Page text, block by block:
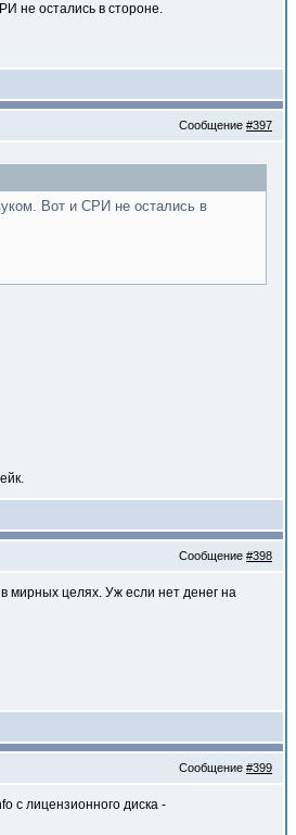
не остались в стороне.
Сообщение #397
Вот и СРИ не остались в
Сообщение #398
мирных целях. Уж если нет денег на
Сообщение #399
с лицензионного диска -